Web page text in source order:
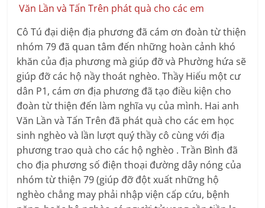
Văn Lần và Tấn Trên phát quà cho các em
Cô Tú đại diện địa phương đã cám ơn đoàn từ thiện
nhóm 79 đã quan tâm đến những hoàn cảnh khó
khăn của địa phương mà giúp đỡ và Phường hứa sẽ
giúp đỡ các hộ nầy thoát nghèo. Thầy Hiếu một cư
dân P1, cám ơn địa phương đã tạo điều kiện cho
đoàn từ thiện đến làm nghĩa vụ của mình. Hai anh
Văn Lần và Tấn Trên đã phát quà cho các em học
sinh nghèo và lần lượt quý thầy cô cùng với địa
phương trao quà cho các hộ nghèo . Trần Bình đã
cho địa phương số điện thoại đường dây nóng của
nhóm từ thiện 79 (giúp đỡ đột xuất những hộ
nghèo chẳng may phải nhập viện cấp cứu, bệnh